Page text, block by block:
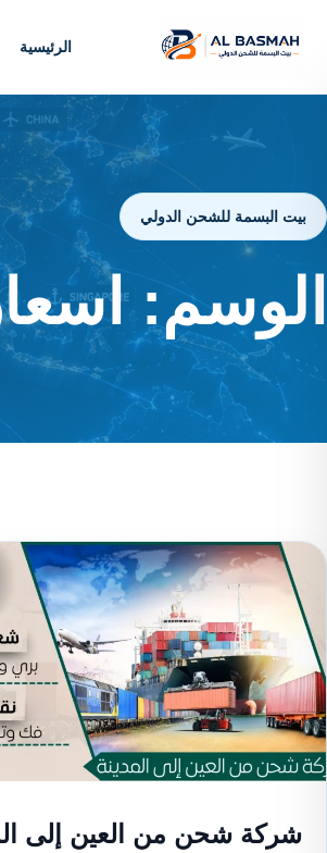
الرئيسية
بيت البسمة للشحن الدولي
الوسم:
شركة شحن من العين إلى